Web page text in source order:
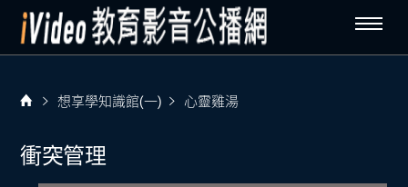
想享學知識館(一) 心靈雞湯
衝突管理